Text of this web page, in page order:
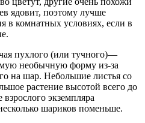
ядовит, поэтому лучше
в комнатных условиях, если в
пухлого (или тучного)—
необычную форму из-за
на шар. Небольшие листья со
растение высотой всего до
экземпляра
шариков поменьше.